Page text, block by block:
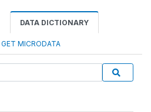
DATA DICTIONARY
GET MICRODATA